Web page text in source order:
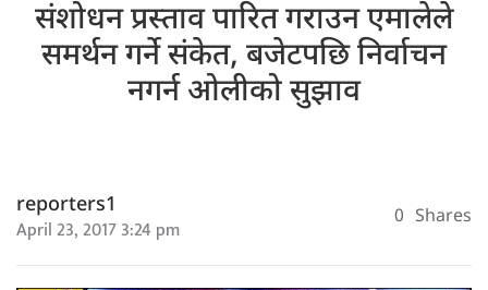
संशोधन प्रस्ताव पारित गराउन एमालेले
समर्थन गर्ने संकेत, बजेटपछि निर्वाचन
नगर्न ओलीको सुझाव
reporters1
April 23, 2017 3:24 pm 0 Shares